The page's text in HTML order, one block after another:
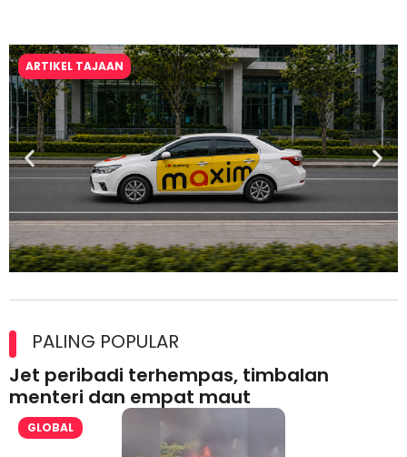
ARTIKEL TAJAAN
lesen separuh pertama 2026
PALING POPULAR
Jet peribadi terhempas, timbalan
menteri dan empat maut
GLOBAL